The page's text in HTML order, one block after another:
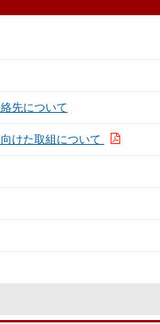
先について
けた取組について